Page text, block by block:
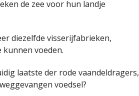
de zee voor hun landje
diezelfde visserijfabrieken,
voeden.
laatste der rode vaandeldragers,
voedsel?